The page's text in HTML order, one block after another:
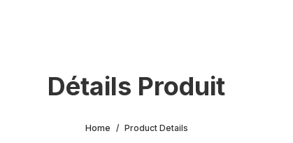
Détails Produit
Home Product Details